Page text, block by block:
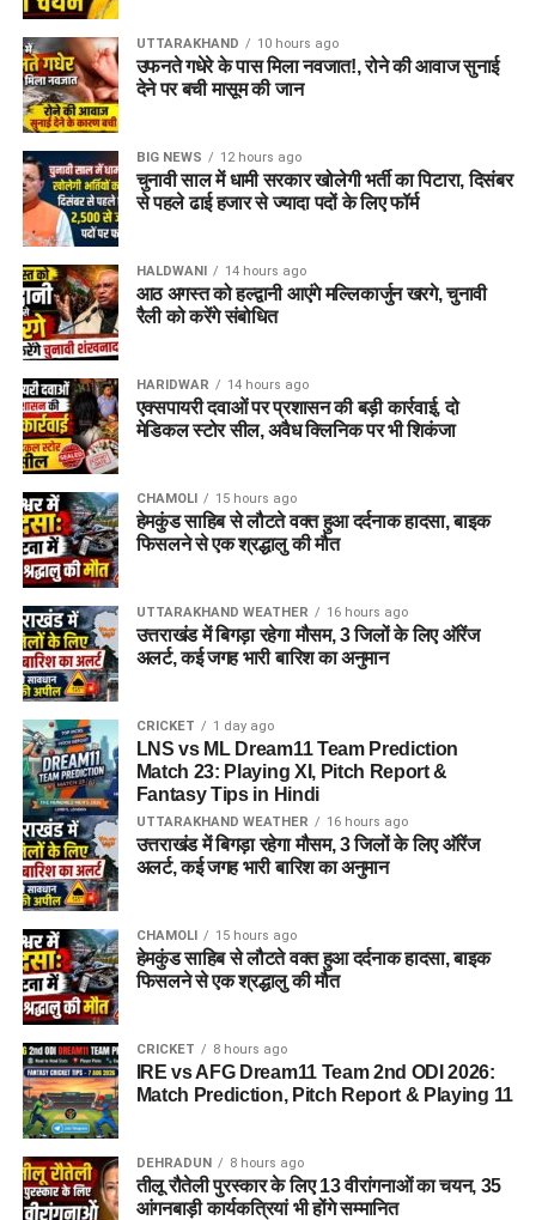
UTTARAKHAND 10 hours ago
उफनते गधेरे के पास मिला नवजात!, रोने की आवाज सुनाई
देने पर बची मासूम की जान
BIG NEWS 12 hours ago
चुनावी साल में धामी सरकार खोलेगी भर्ती का पिटारा, दिसंबर
से पहले ढाई हजार से ज्यादा पदों के लिए फॉर्म
HALDWANI 14 hours ago
आठ अगस्त को हल्द्वानी आएंगे मल्लिकार्जुन खरगे, चुनावी
रैली को करेंगे संबोधित
HARIDWAR 14 hours ago
एक्सपायरी दवाओं पर प्रशासन की बड़ी कार्रवाई, दो
मेडिकल स्टोर सील, अवैध क्लिनिक पर भी शिकंजा
CHAMOLI 15 hours ago
हेमकुंड साहिब से लौटते वक्त हुआ दर्दनाक हादसा, बाइक
फिसलने से एक श्रद्धालु की मौत
UTTARAKHAND WEATHER 16 hours ago
उत्तराखंड में बिगड़ा रहेगा मौसम, 3 जिलों के लिए ऑरेंज
अलर्ट, कई जगह भारी बारिश का अनुमान
CRICKET 1 day ago
LNS vs ML Dream11 Team Prediction
Match 23: Playing XI, Pitch Report &
Fantasy Tips in Hindi
UTTARAKHAND WEATHER 16 hours ago
उत्तराखंड में बिगड़ा रहेगा मौसम, 3 जिलों के लिए ऑरेंज
अलर्ट, कई जगह भारी बारिश का अनुमान
CHAMOLI 15 hours ago
हेमकुंड साहिब से लौटते वक्त हुआ दर्दनाक हादसा, बाइक
फिसलने से एक श्रद्धालु की मौत
CRICKET 8 hours ago
IRE vs AFG Dream11 Team 2nd ODI 2026:
Match Prediction, Pitch Report & Playing 11
DEHRADUN 8 hours ago
तीलू रौतेली पुरस्कार के लिए 13 वीरांगनाओं का चयन, 35
आंगनबाड़ी कार्यकत्रियां भी होंगे सम्मानित